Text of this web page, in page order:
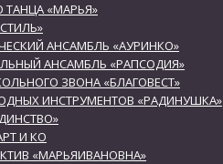
«МАРЬЯ»
АНСАМБЛЬ «АУРИНКО»
АНСАМБЛЬ «РАПСОДИЯ»
ЗВОНА «БЛАГОВЕСТ»
ИНСТРУМЕНТОВ «РАДИНУШКА»
И КО
«МАРЬЯИВАНОВНА»